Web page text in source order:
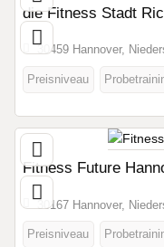
die Fitness Stadt
30459 Hannover,
Preisniveau
Fitness Future
30167 Hannover,
Preisniveau